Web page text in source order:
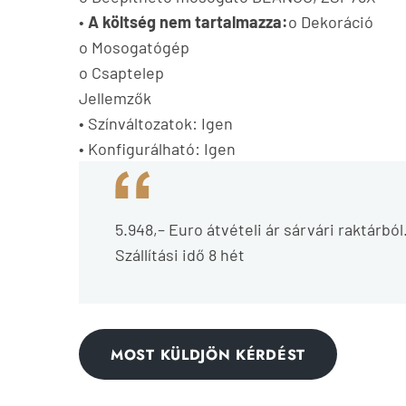
• A költség nem tartalmazza:o Dekoráció
o Mosogatógép
o Csaptelep
Jellemzők
• Színváltozatok: Igen
• Konfigurálható: Igen
5.948,– Euro átvételi ár sárvári
Szállítási idő 8 hét
MOST KÜLDJÖN KÉRDÉST